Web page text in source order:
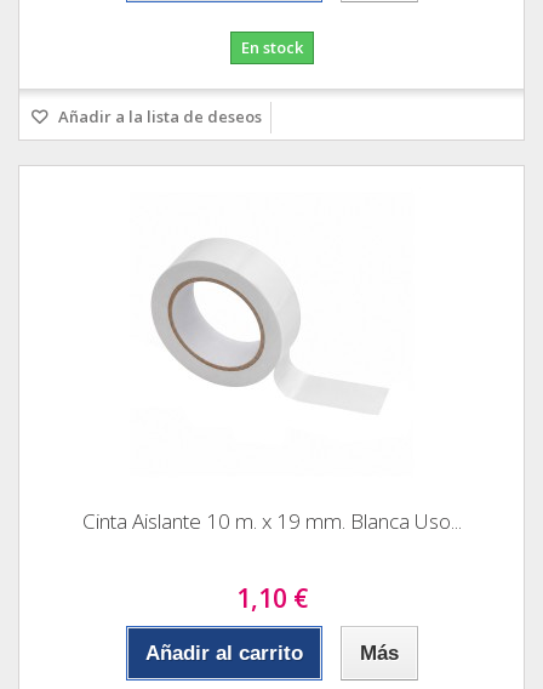
En stock
Añadir a la lista de deseos
Cinta Aislante 10 m. x 19 mm. Blanca Uso...
1,10 €
Añadir al carrito Más